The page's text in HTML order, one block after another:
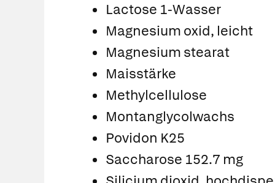
Lactose 1-Wasser
Magnesium oxid, leicht
Magnesium stearat
Maisstärke
Methylcellulose
Montanglycolwachs
Povidon K25
Saccharose 152.7 mg